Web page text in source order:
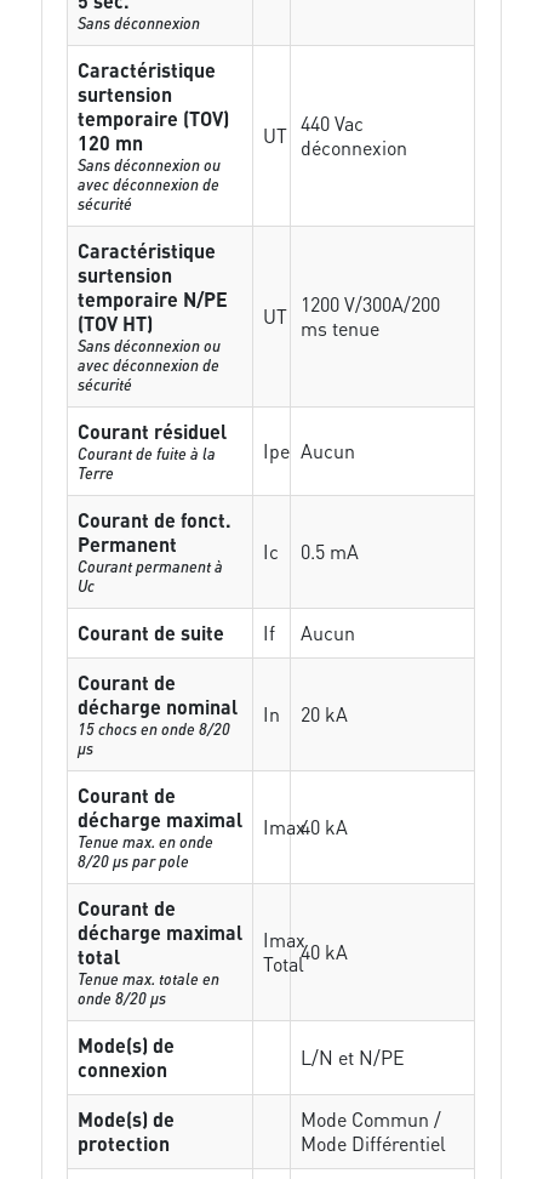
Sans déconnexion
Caractéristique
surtension
temporaire (TOV)
120 mn
Sans déconnexion ou
avec déconnexion de
sécurité
UT 440 Vac
déconnexion
Caractéristique
surtension
temporaire N/PE
(TOV HT)
Sans déconnexion ou
avec déconnexion de
sécurité
UT
1200 V/300A/200
ms tenue
Courant résiduel
Courant de fuite à la
Terre
Ipe Aucun
Courant de fonct.
Permanent
Courant permanent à
Uc
Ic 0.5 mA
Courant de suite If
Aucun
Courant de
décharge nominal
15 chocs en onde 8/20
µs
In 20 kA
Courant de
décharge maximal
Tenue max. en onde
8/20 µs par pole
Imax40 kA
Courant de
décharge maximal
total
Tenue max. totale en
onde 8/20 µs
Imax
Total40 kA
Mode(s) de
connexion
L/N et N/PE
Mode(s) de
protection
Mode Commun /
Mode Différentiel